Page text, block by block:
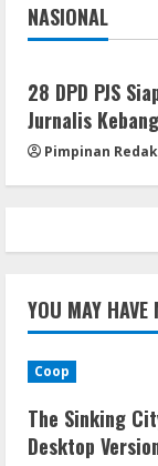
5
NASIONAL
Jakarta
28 DPD PJS
Jurnalis
Pimpinan
YOU MAY HAVE
Coop
The Sinking
Desktop